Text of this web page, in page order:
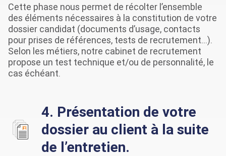
Cette phase nous permet de récolter l’ensemble
des éléments nécessaires à la constitution de votre
dossier candidat (documents d’usage, contacts
pour prises de références, tests de recrutement…).
Selon les métiers, notre cabinet de recrutement
propose un test technique et/ou de personnalité, le
cas échéant.
4. Présentation de votre
dossier au client à la suite
de l’entretien.